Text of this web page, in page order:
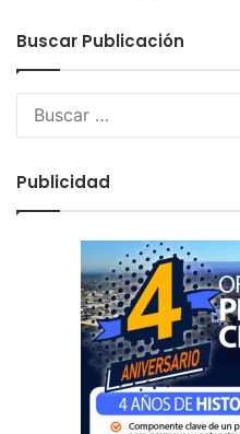
Buscar Publicación
Publicidad